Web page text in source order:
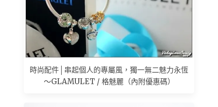
時尚配件│串起個人的專屬風，獨一無二魅力永恆
～GLAMULET / 格魅麗（內附優惠碼）